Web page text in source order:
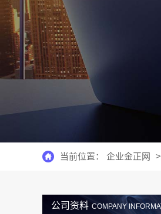
当前位置： 企业金正网 >
公司资料 COMPANY